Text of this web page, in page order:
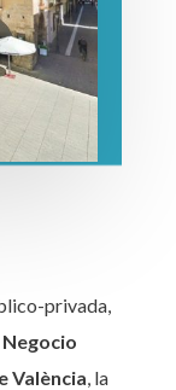
privada,
València, la